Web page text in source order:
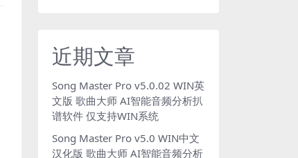
近期文章
Song Master Pro v5.0.02 WIN英
文版 歌曲大师 AI智能音频分析扒
谱软件 仅支持WIN系统
Song Master Pro v5.0 WIN中文
汉化版 歌曲大师 AI智能音频分析